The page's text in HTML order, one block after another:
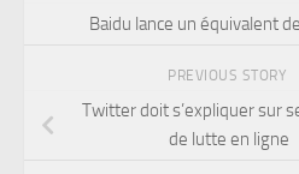
Baidu lance un équivalent
PREVIOUS STORY
Twitter doit s’expliquer sur
de lutte en ligne